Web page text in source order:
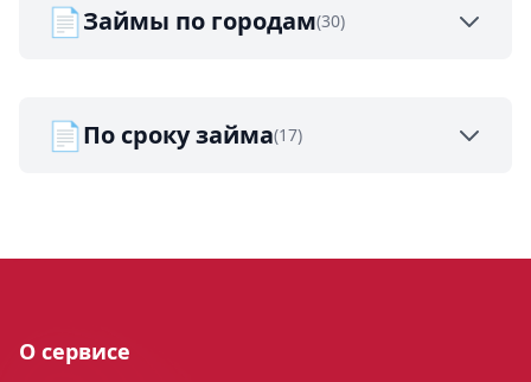
📄Займы по городам(30)
📄По сроку займа(17)
О сервисе